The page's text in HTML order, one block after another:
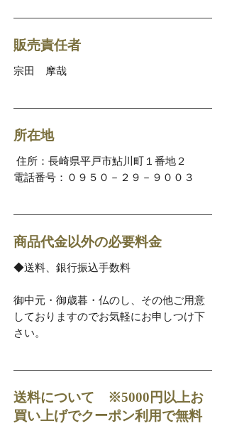
販売責任者
宗田 摩哉
所在地
住所：長崎県平戸市鮎川町１番地２
電話番号：０９５０－２９－９００３
商品代金以外の必要料金
◆送料、銀行振込手数料
御中元・御歳暮・仏のし、その他ご用意
しておりますのでお気軽にお申しつけ下
さい。
送料について ※5000円以上お
買い上げでクーポン利用で無料